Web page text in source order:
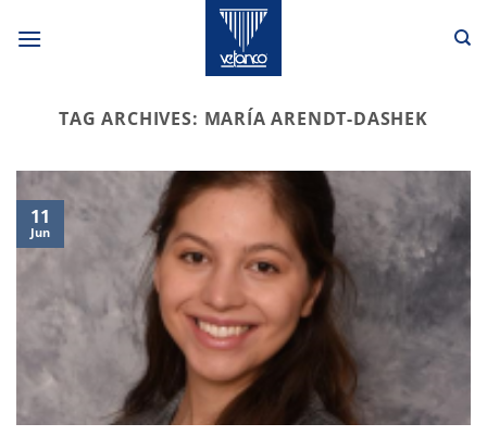
TAG ARCHIVES: MARÍA ARENDT-DASHEK
11
Jun